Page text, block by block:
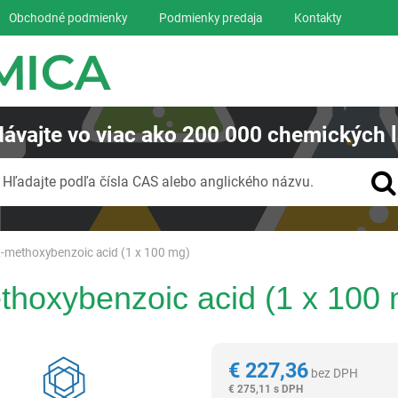
methoxybenzoic acid (1 x 100 mg)
acid (1 x 100
€227,36 bez DPH
€ 275,11 s DPH
Obchodné podmienky Podmienky predaja Kontakty
vo viac ako200 000 chemických
Hľadajte podľa čísla CAS alebo anglického názvu.